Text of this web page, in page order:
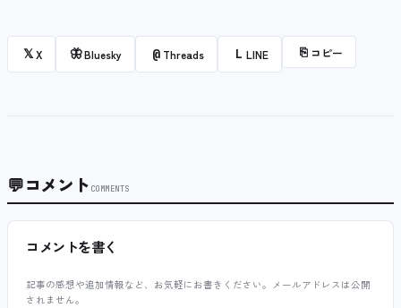
𝕏X 🦋Bluesky @ Threads L LINE ⎘ コピー
💬コメント COMMENTS
コメントを書く
記事の感想や追加情報など、お気軽にお書きください。メールアドレスは公開
されません。